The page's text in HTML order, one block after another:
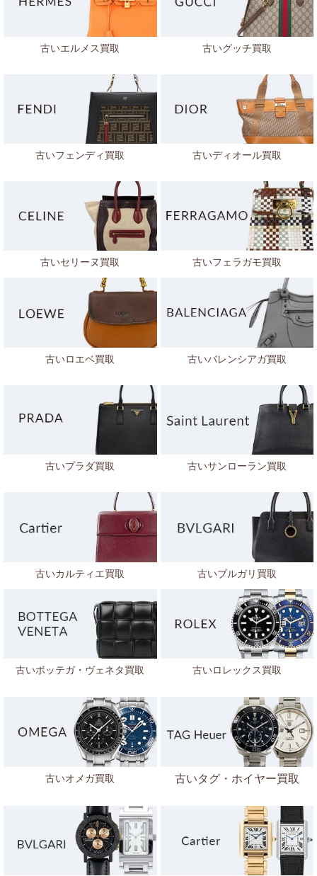
古いエルメス買取 古いグッチ買取
古いフェンディ買取 古いディオール買取
古いセリーヌ買取 古いフェラガモ買取
古いロエベ買取 古いバレンシアガ買取
古いプラダ買取 古いサンローラン買取
古いカルティエ買取 古いブルガリ買取
古いボッテガ・ヴェネタ買取 古いロレックス買取
古いオメガ買取 古いタグ・ホイヤー買取